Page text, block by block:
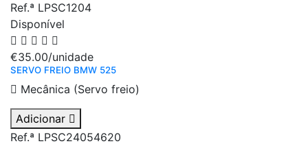
Ref.ª LPSC1204
Disponível
€35.00/unidade
SERVO FREIO BMW 525
Mecânica (Servo freio)
Adicionar
Ref.ª LPSC24054620